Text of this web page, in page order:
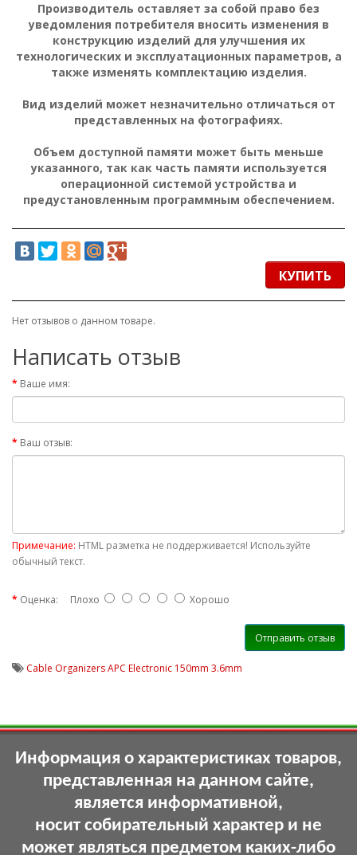
Производитель оставляет за собой право без
уведомления потребителя вносить изменения в
конструкцию изделий для улучшения их
технологических и эксплуатационных параметров, а
также изменять комплектацию изделия.
Вид изделий может незначительно отличаться от
представленных на фотографиях.
Объем доступной памяти может быть меньше
указанного, так как часть памяти используется
операционной системой устройства и
предустановленным программным обеспечением.
КУПИТЬ
Нет отзывов о данном товаре.
Написать отзыв
Ваше имя:
Ваш отзыв:
Примечание: HTML разметка не поддерживается! Используйте
обычный текст.
Оценка: Плохо Хорошо
Отправить отзыв
Cable Organizers APC Electronic 150mm 3.6mm
Информация о характеристиках товаров,
представленная на данном сайте,
является информативной,
носит собирательный характер и не
может являться предметом каких-либо